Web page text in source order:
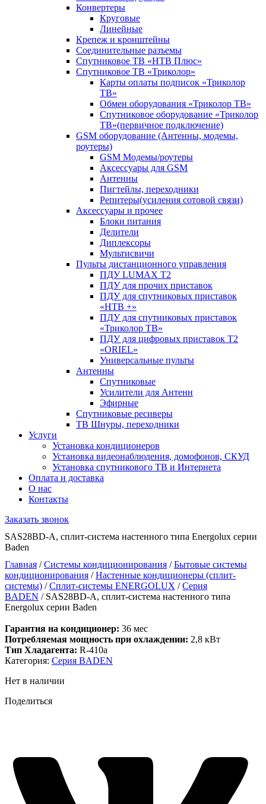
Конвертеры
Круговые
Линейные
Крепеж и кронштейны
Соединительные разъемы
Спутниковое ТВ «НТВ Плюс»
Спутниковое ТВ «Триколор»
Карты оплаты подписок «Триколор
ТВ»
Обмен оборудования «Триколор ТВ»
Спутниковое оборудование «Триколор
ТВ»(первичное подключение)
GSM оборудование (Антенны, модемы,
роутеры)
GSM Модемы/роутеры
Аксессуары для GSM
Антенны
Пигтейлы, переходники
Репитеры(усиления сотовой связи)
Аксессуары и прочее
Блоки питания
Делители
Диплексоры
Мультисвичи
Пульты дистанционного управления
ПДУ LUMAX Т2
ПДУ для прочих приставок
ПДУ для спутниковых приставок
«НТВ +»
ПДУ для спутниковых приставок
«Триколор ТВ»
ПДУ для цифровых приставок Т2
«ORIEL»
Универсальные пульты
Антенны
Спутниковые
Усилители для Антенн
Эфирные
Спутниковые ресиверы
ТВ Шнуры, переходники
Услуги
Установка кондиционеров
Установка видеонаблюдения, домофонов, СКУД
Установка спутникового ТВ и Интернета
Оплата и доставка
О нас
Контакты
Заказать звонок
SAS28BD-A, сплит-система настенного типа Energolux серии
Baden
Главная /Системы кондиционирования /Бытовые системы
кондиционирования /Настенные кондиционеры (сплит-
системы) /Сплит-системы ENERGOLUX /Серия
BADEN / SAS28BD-A, сплит-система настенного типа
Energolux серии Baden
Гарантия на кондиционер: 36 мес
Потребляемая мощность при охлаждении: 2,8 кВт
Тип Хладагента: R-410a
Категория: Серия BADEN
Нет в наличии
Поделиться